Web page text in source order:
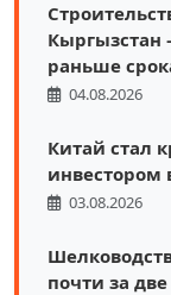
Кыргызстан
раньше
04.08.2026
Китай стал
инвестором
03.08.2026
почти за